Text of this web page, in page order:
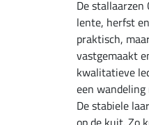
De
lente, herfst
praktisch,
vastgemaakt
kwalitatieve
een
De stabiele